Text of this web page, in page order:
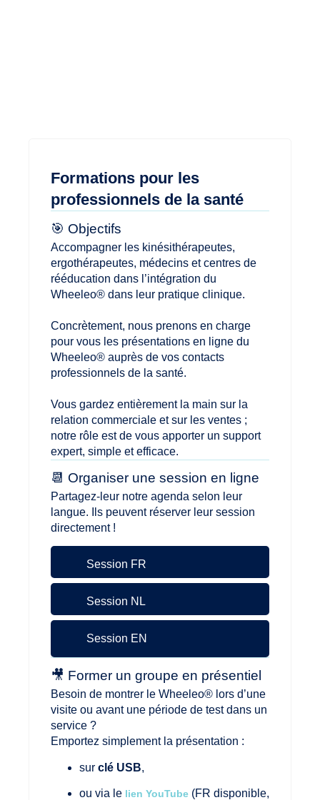
Formations pour les
professionnels de la santé
🎯 Objectifs
Accompagner les kinésithérapeutes,
ergothérapeutes, médecins et centres de
rééducation dans l’intégration du
Wheeleo® dans leur pratique clinique.
Concrètement, nous prenons en charge
pour vous les présentations en ligne du
Wheeleo® auprès de vos contacts
professionnels de la santé.
Vous gardez entièrement la main sur la
relation commerciale et sur les ventes ;
notre rôle est de vous apporter un support
expert, simple et efficace.
📆 Organiser une session en ligne
Partagez-leur notre agenda selon leur
langue. Ils peuvent réserver leur session
directement !
Session FR
Session NL
Session EN
🎥 Former un groupe en présentiel
Besoin de montrer le Wheeleo® lors d’une
visite ou avant une période de test dans un
service ?
Emportez simplement la présentation :
sur clé USB,
ou via le lien YouTube (FR disponible,